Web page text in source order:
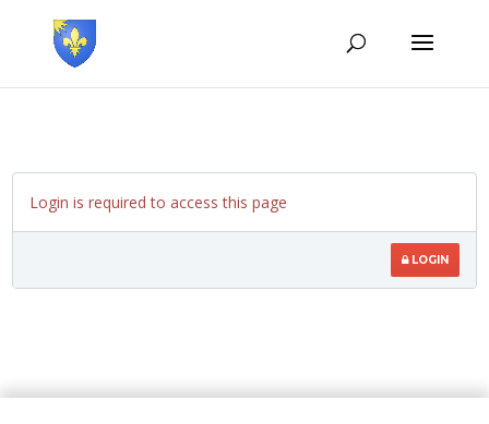
Login is required to access this page
LOGIN